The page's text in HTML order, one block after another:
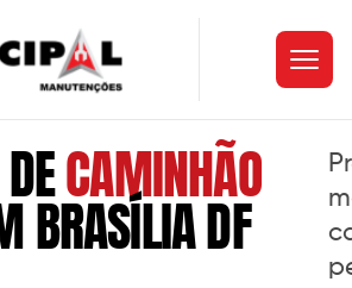
CAMINHÃO
BRASÍLIA DF